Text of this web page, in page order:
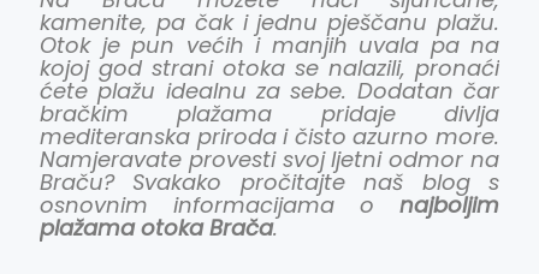
kamenite, pa čak i jednu pješčanu plažu.
Otok je pun većih i manjih uvala pa na
kojoj god strani otoka se nalazili, pronaći
ćete plažu idealnu za sebe. Dodatan čar
bračkim plažama pridaje divlja
mediteranska priroda i čisto azurno more.
Namjeravate provesti svoj ljetni odmor na
Braču? Svakako pročitajte naš blog s
osnovnim informacijama o najboljim
plažama otoka Brača.